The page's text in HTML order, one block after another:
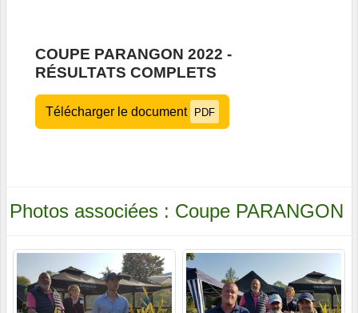
COUPE PARANGON 2022 -
RÉSULTATS COMPLETS
Télécharger le document PDF
Photos associées : Coupe PARANGON